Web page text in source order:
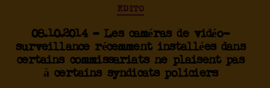
EDITO
08.10.2014 – Les caméras de vidéo-
surveillance récemment installées dans
certains commissariats ne plaisent pas
à certains syndicats policiers